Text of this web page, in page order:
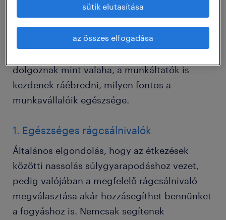
ugyanakkor a felnőttek egynegyede
kevesebb mint 30 perces fizikai
tevékenységet végez naponta. Most, hogy az
dolgoznak mint valaha, a munkáltatók is
kezdenek ráébredni, milyen fontos a
munkavállalóik egészsége.
1. Egészséges rágcsálnivalók
Általános elgondolás, hogy az étkezések
közötti nassolás súlygyarapodáshoz vezet,
pedig valójában a megfelelő rágcsálnivaló
megválasztása akár hozzásegíthet bennünket
a fogyáshoz is. Nemcsak segítenek
sütik elutasítása
az összes elfogadása